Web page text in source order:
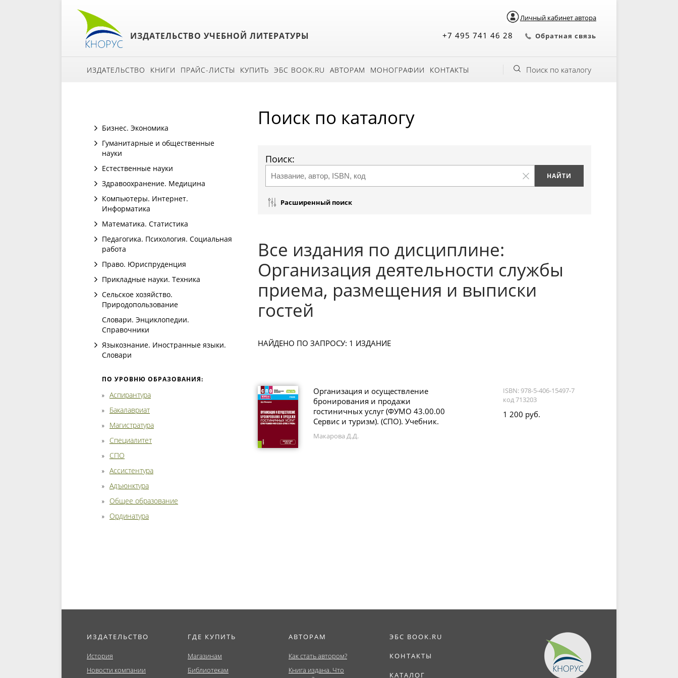
Личный кабинет автора
ИЗДАТЕЛЬСТВО УЧЕБНОЙ ЛИТЕРАТУРЫ +7 495 741 46 28 Обратная связь
ИЗДАТЕЛЬСТВО КНИГИ ПРАЙС-ЛИСТЫ КУПИТЬ ЭБС BOOK.RU АВТОРАМ МОНОГРАФИИ КОНТАКТЫ Поиск по каталогу
Бизнес. Экономика
Гуманитарные и общественные
науки
Естественные науки
Здравоохранение. Медицина
Компьютеры. Интернет.
Информатика
Математика. Статистика
Педагогика. Психология. Социальная
работа
Право. Юриспруденция
Прикладные науки. Техника
Сельское хозяйство.
Природопользование
Словари. Энциклопедии.
Справочники
Языкознание. Иностранные языки.
Словари
ПО УРОВНЮ ОБРАЗОВАНИЯ:
Аспирантура
Бакалавриат
Магистратура
Специалитет
СПО
Ассистентура
Адъюнктура
Общее образование
Ординатура
Поиск по каталогу
Поиск:
Расширенный поиск
Все издания по дисциплине:
Организация деятельности службы
приема, размещения и выписки
гостей
НАЙДЕНО ПО ЗАПРОСУ: 1 ИЗДАНИЕ
Организация и осуществление
бронирования и продажи
гостиничных услуг (ФУМО 43.00.00
Сервис и туризм). (СПО). Учебник.
Макарова Д.Д.
ISBN: 978-5-406-15497-7
код 713203
1 200 руб.
ИЗДАТЕЛЬСТВО
История
Новости компании
ГДЕ КУПИТЬ
Магазинам
Библиотекам
АВТОРАМ
Как стать автором?
Книга издана. Что
ЭБС BOOK.RU
КОНТАКТЫ
КАТАЛОГ